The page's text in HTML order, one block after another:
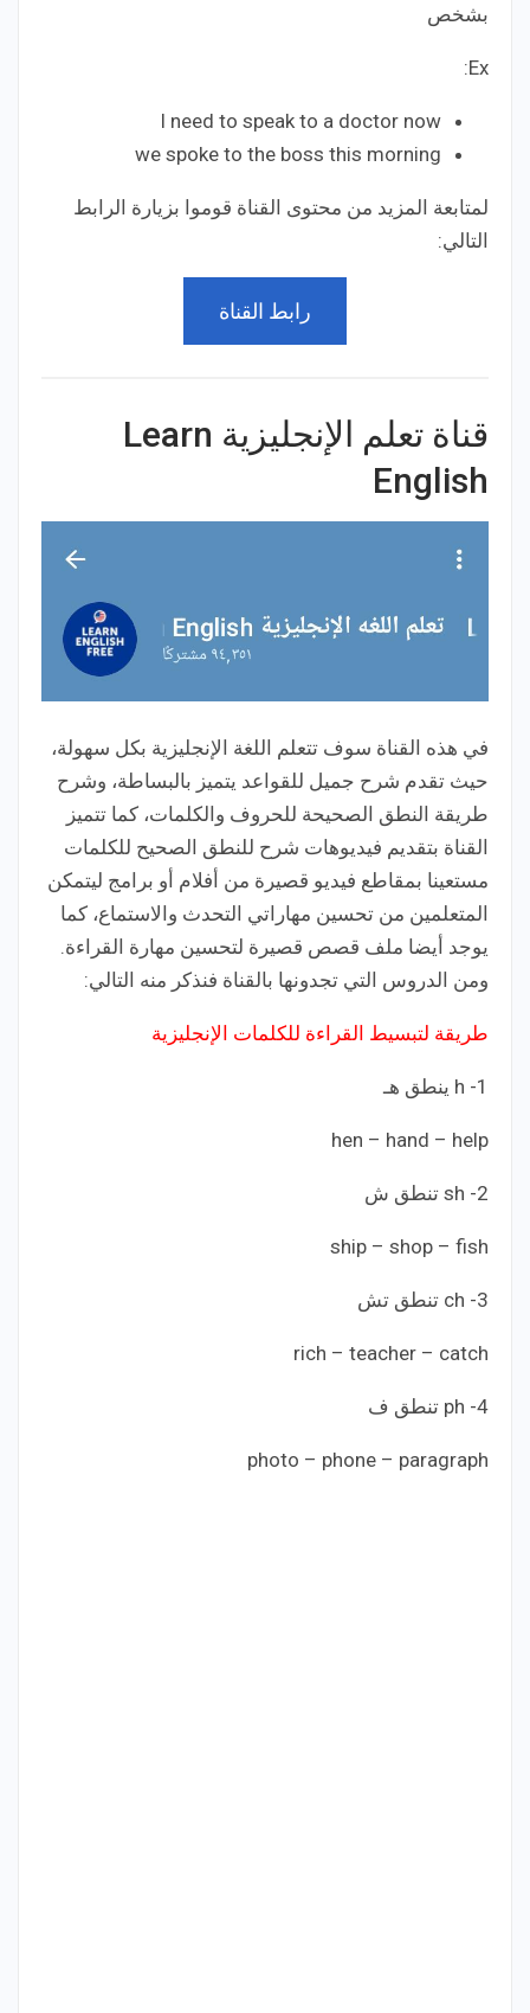
بشخص
Ex:
I need to speak to a doctor now
we spoke to the boss this morning
لمتابعة المزيد من محتوى القناة قوموا بزيارة الرابط
التالي:
رابط القناة
قناة تعلم الإنجليزية Learn
English
في هذه القناة سوف تتعلم اللغة الإنجليزية بكل سهولة،
حيث تقدم شرح جميل للقواعد يتميز بالبساطة، وشرح
طريقة النطق الصحيحة للحروف والكلمات، كما تتميز
القناة بتقديم فيديوهات شرح للنطق الصحيح للكلمات
مستعينا بمقاطع فيديو قصيرة من أفلام أو برامج ليتمكن
المتعلمين من تحسين مهاراتي التحدث والاستماع، كما
يوجد أيضا ملف قصص قصيرة لتحسين مهارة القراءة.
ومن الدروس التي تجدونها بالقناة فنذكر منه التالي:
طريقة لتبسيط القراءة للكلمات الإنجليزية
1- h ينطق هـ
hen – hand – help
2- sh تنطق ش
ship – shop – fish
3- ch تنطق تش
rich – teacher – catch
4- ph تنطق ف
photo – phone – paragraph